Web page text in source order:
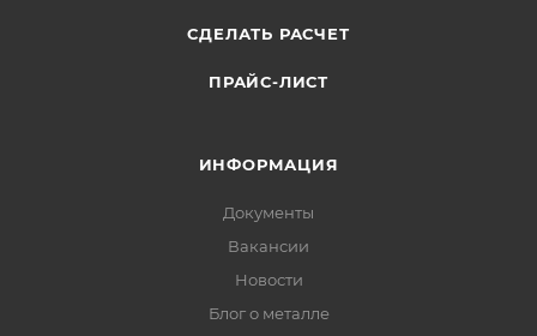
СДЕЛАТЬ РАСЧЕТ
ПРАЙС-ЛИСТ
ИНФОРМАЦИЯ
Документы
Вакансии
Новости
Блог о металле